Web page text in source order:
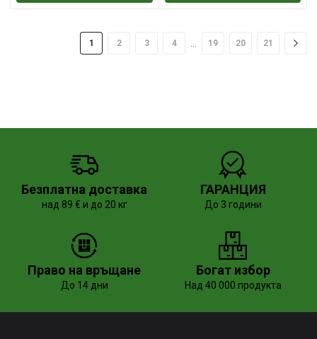
1 2 3 4 … 19 20 21
Безплатна доставка
над 89 € и до 20 кг
ГАРАНЦИЯ
До 3 години
Право на връщане
До 14 дни
Богат избор
Над 40 000 продукта